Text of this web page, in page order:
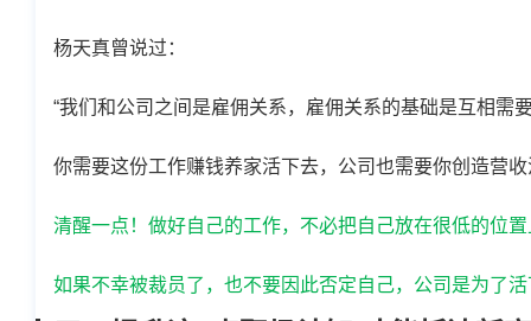
杨天真曾说过：
“我们和公司之间是雇佣关系，雇佣关系的基础是互相需
你需要这份工作赚钱养家活下去，公司也需要你创造营
清醒一点！做好自己的工作，不必把自己放在很低的位
如果不幸被裁员了，也不要因此否定自己，公司是为了